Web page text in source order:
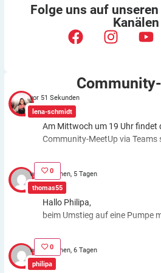
Folge uns auf unseren
Kanälen
lena-schmidt
vor 51 Sekunden
Am Mittwoch um 19 Uhr findet
Community-MeetUp via
anker.de/veranstaltung/
community-meetup-im-august-
0
thomas55
vor 3 Wochen, 5 Tagen
Hallo Philipa,
beim Umstieg auf eine Pumpe
ICT. Schätzfehler bleiben also.
Basalrate individuell einstellen,
Morgenstunden mehr Insulin
0
philipa
vor 3 Wochen, 6 Tagen